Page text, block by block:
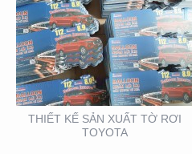
THIẾT KẾ SẢN XUẤT TỜ RƠI
TOYOTA
THIẾT KẾ THIỆP ĐIỆN
TỬ ĐỘC ĐÁO , ẤN
TƯỢNG